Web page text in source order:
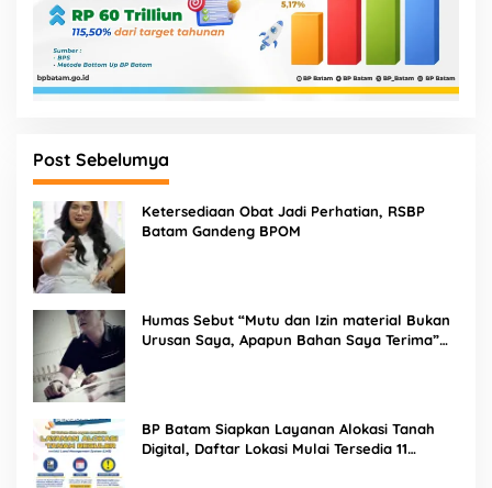
Post Sebelumya
Ketersediaan Obat Jadi Perhatian, RSBP
Batam Gandeng BPOM
Humas Sebut “Mutu dan Izin material Bukan
Urusan Saya, Apapun Bahan Saya Terima”
BP Batam Siapkan Layanan Alokasi Tanah
Digital, Daftar Lokasi Mulai Tersedia 11